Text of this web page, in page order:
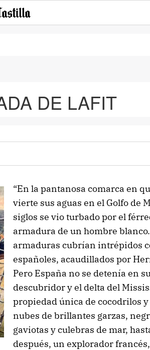
DE LAFIT
“En la pantanosa comarca en
vierte sus aguas en el Golfo de
siglos se vio turbado por el
armadura de un hombre
armaduras cubrían intrépidos
españoles, acaudillados por
Pero España no se detenía en
descubridor y el delta del
propiedad única de cocodrilos
nubes de brillantes garzas,
gaviotas y culebras de mar,
después, un explorador